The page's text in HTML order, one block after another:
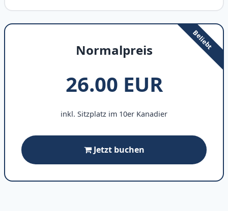
Normalpreis
26.00 EUR
inkl. Sitzplatz im 10er Kanadier
Jetzt buchen